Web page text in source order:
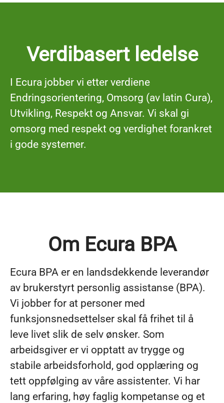
Verdibasert ledelse
I Ecura jobber vi etter verdiene
Endringsorientering, Omsorg (av latin Cura),
Utvikling, Respekt og Ansvar. Vi skal gi
omsorg med respekt og verdighet forankret
i gode systemer.
Om Ecura BPA
Ecura BPA er en landsdekkende leverandør
av brukerstyrt personlig assistanse (BPA).
Vi jobber for at personer med
funksjonsnedsettelser skal få frihet til å
leve livet slik de selv ønsker. Som
arbeidsgiver er vi opptatt av trygge og
stabile arbeidsforhold, god opplæring og
tett oppfølging av våre assistenter. Vi har
lang erfaring, høy faglig kompetanse og et